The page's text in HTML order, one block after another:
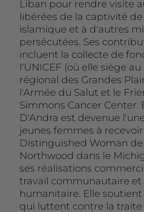
Liban pour rendre visite
libérées de la captivité
islamique et à d'autres
persécutées. Ses
incluent la collecte de
l'UNICEF (où elle siège au
régional des Grandes
l'Armée du Salut et le
Simmons Cancer Center.
D'Andra est devenue
jeunes femmes à
Distinguished Woman
Northwood dans le
ses réalisations
travail communautaire et
humanitaire. Elle soutient
qui luttent contre la traite